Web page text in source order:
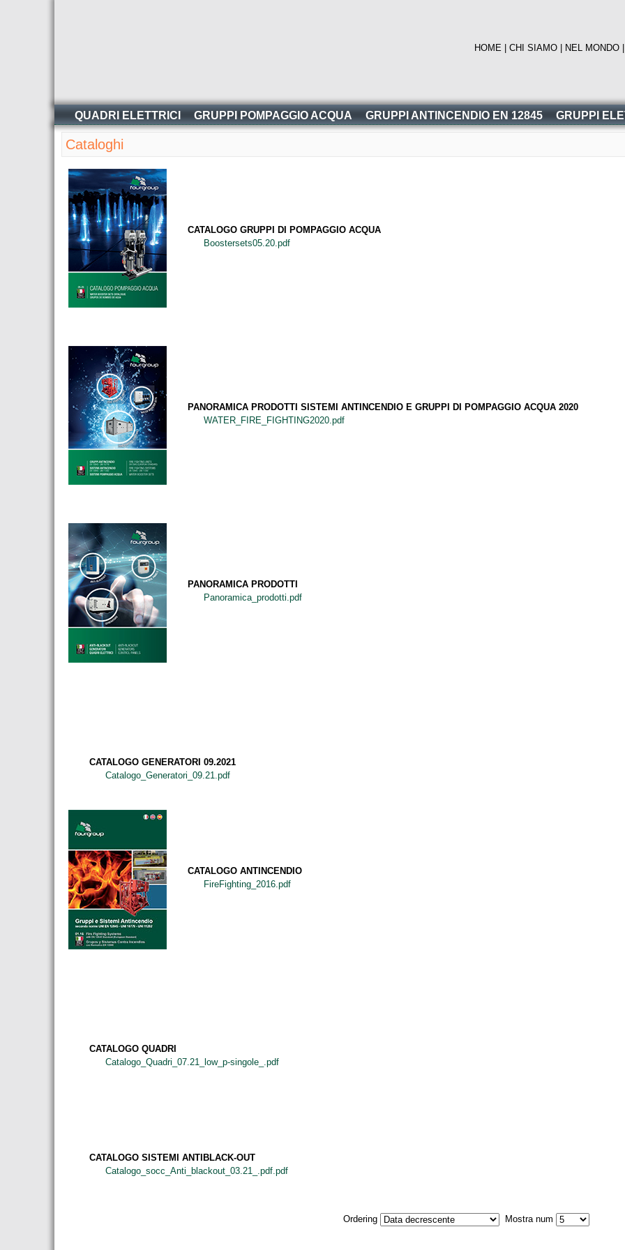
HOME CHI SIAMO| NEL MONDO
QUADRI ELETTRICI GRUPPI POMPAGGIO ACQUA GRUPPI ANTINCENDIO EN 12845 GRUPPI
Cataloghi
CATALOGO GRUPPI DI POMPAGGIO ACQUA
Boostersets05.20.pdf
PANORAMICA PRODOTTI SISTEMI ANTINCENDIO E GRUPPI DI POMPAGGIO ACQUA 2020
WATER_FIRE_FIGHTING2020.pdf
PANORAMICA PRODOTTI
Panoramica_prodotti.pdf
CATALOGO GENERATORI 09.2021
Catalogo_Generatori_09.21.pdf
CATALOGO ANTINCENDIO
FireFighting_2016.pdf
CATALOGO QUADRI
Catalogo_Quadri_07.21_low_p-singole_.pdf
CATALOGO SISTEMI ANTIBLACK-OUT
Catalogo_socc_Anti_blackout_03.21_.pdf.pdf
Ordering Mostra num